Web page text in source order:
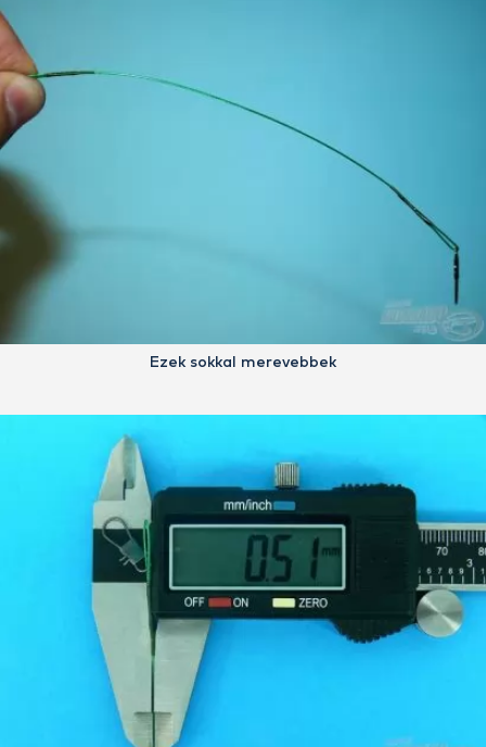
Ezek sokkal merevebbek